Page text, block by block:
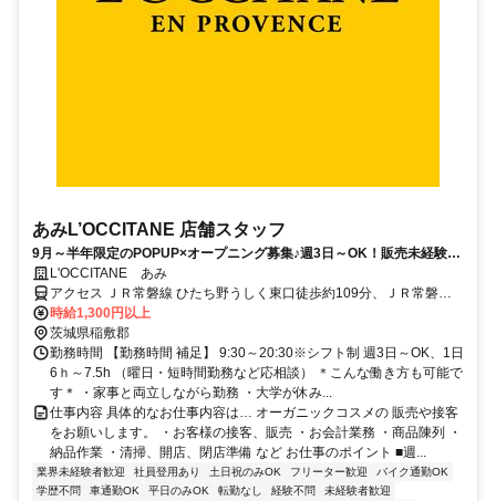
あみL’OCCITANE 店舗スタッフ
9月～半年限定のPOPUP×オープニング募集♪週3日～OK！販売未経験大
歓迎◎L'OCCITANE あみ
アクセス ＪＲ常磐線 ひたち野うしく東口徒歩約109分、ＪＲ常磐線
荒川沖東口徒歩約113分
時給1,300円以上
茨城県稲敷郡
勤務時間 【勤務時間 補足】 9:30～20:30※シフト制 週3日～OK、1日
6ｈ～7.5h （曜日・短時間勤務など応相談） ＊こんな働き方も可能で
す＊ ・家事と両立しながら勤務 ・大学が休み...
仕事内容 具体的なお仕事内容は… オーガニックコスメの 販売や接客
をお願いします。 ・お客様の接客、販売 ・お会計業務 ・商品陳列 ・
納品作業 ・清掃、開店、閉店準備 など お仕事のポイント ■週...
業界未経験者歓迎 社員登用あり 土日祝のみOK フリーター歓迎
バイク通勤OK
学歴不問
車通勤OK 平日のみOK 転勤なし 経験不問
未経験者歓迎